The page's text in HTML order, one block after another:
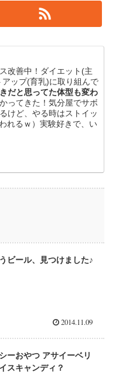
改善中！ダイエット(主
ップ(育乳)に取り組んで
きだと思ってた体型も変わ
ってきた！気分屋でサボ
けど、やる時はストイッ
れるｗ）実験好きで、い
ビール、見つけました♪
2014.11.09
ーおやつ アサイーベリ
スキャンディ？